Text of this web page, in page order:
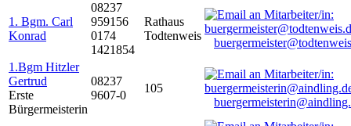
1. Bgm. Carl
Konrad
08237
959156
0174
1421854
Rathaus
Todtenweis
1.Bgm Hitzler
Gertrud
Erste
Bürgermeisterin
08237
9607-0
105